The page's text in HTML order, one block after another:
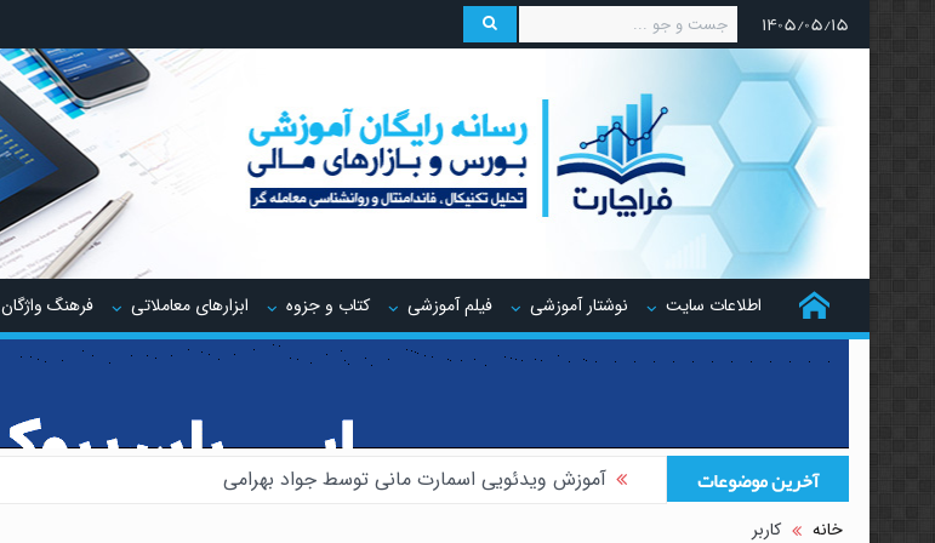
۱۴۰۵/۰۵/۱۵
اطلاعات سایت نوشتار آموزشی فیلم آموزشی کتاب و جزوه ابزارهای معاملاتی فرهنگ واژگان
آخرین موضوعات
آموزش ویدئویی اسمارت مانی توسط جواد بهرامی
خانه کاربر